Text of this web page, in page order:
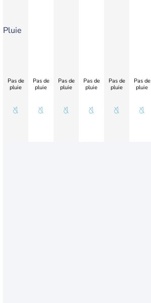
Pluie
Pas de
pluie
Pas de
pluie
Pas de
pluie
Pas de
pluie
Pas de
pluie
Pas de
pluie